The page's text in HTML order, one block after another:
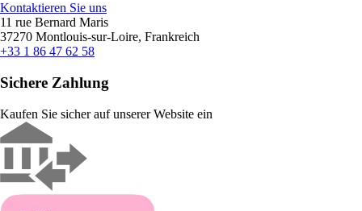
Kontaktieren Sie uns
11 rue Bernard Maris
37270 Montlouis-sur-Loire, Frankreich
+33 1 86 47 62 58
Sichere Zahlung
Kaufen Sie sicher auf unserer Website ein